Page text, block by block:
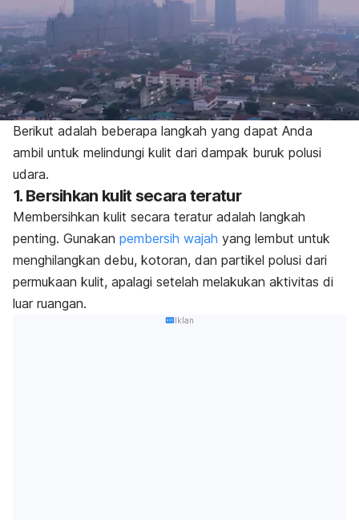
Berikut adalah beberapa langkah yang dapat Anda
ambil untuk melindungi kulit dari dampak buruk polusi
udara.
1. Bersihkan kulit secara teratur
Membersihkan kulit secara teratur adalah langkah
penting. Gunakan pembersih wajah yang lembut untuk
menghilangkan debu, kotoran, dan partikel polusi dari
permukaan kulit, apalagi setelah melakukan aktivitas di
luar ruangan.
Iklan